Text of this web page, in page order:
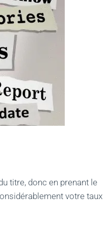
titre, donc en prenant le
votre taux